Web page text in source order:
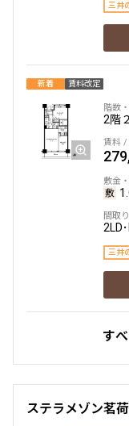
新
無
新築
三井
新着 賃料改定
2階
2LD
三井
す
ステラメゾン茗